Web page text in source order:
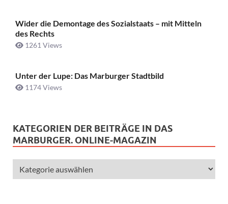
Wider die Demontage des Sozialstaats – mit Mitteln
des Rechts
1261 Views
Unter der Lupe: Das Marburger Stadtbild
1174 Views
KATEGORIEN DER BEITRÄGE IN DAS
MARBURGER. ONLINE-MAGAZIN